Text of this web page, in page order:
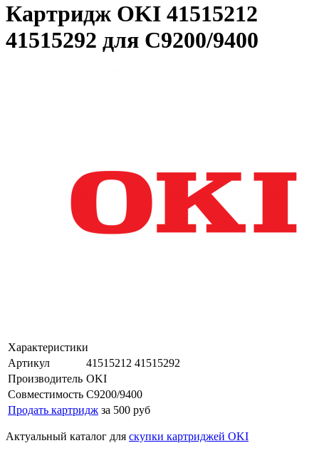
Картридж OKI 41515212
41515292 для C9200/9400
Характеристики
Артикул
41515212 41515292
Производитель OKI
Совместимость C9200/9400
Продать картридж за 500 руб
Актуальный каталог для скупки картриджей OKI